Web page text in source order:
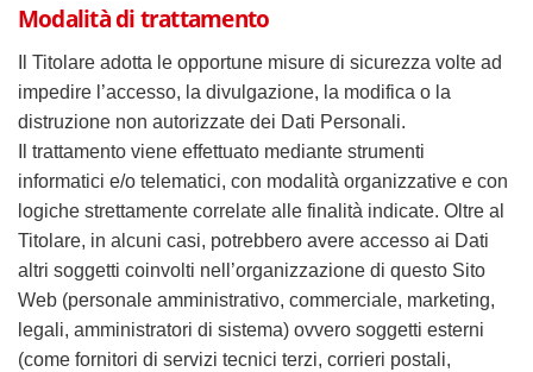
Modalità di trattamento
Il Titolare adotta le opportune misure di sicurezza volte ad
impedire l’accesso, la divulgazione, la modifica o la
distruzione non autorizzate dei Dati Personali.
Il trattamento viene effettuato mediante strumenti
informatici e/o telematici, con modalità organizzative e con
logiche strettamente correlate alle finalità indicate. Oltre al
Titolare, in alcuni casi, potrebbero avere accesso ai Dati
altri soggetti coinvolti nell’organizzazione di questo Sito
Web (personale amministrativo, commerciale, marketing,
legali, amministratori di sistema) ovvero soggetti esterni
(come fornitori di servizi tecnici terzi, corrieri postali,